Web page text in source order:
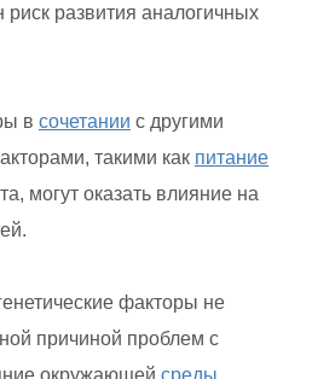
развития аналогичных
в сочетании с другими
такими как питание
могут оказать влияние на
факторы не
причиной проблем с
окружающей среды,